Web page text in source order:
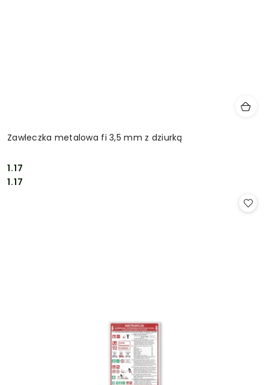
Zawleczka metalowa fi 3,5 mm z dziurką
Cena:
1.17
Cena:
1.17